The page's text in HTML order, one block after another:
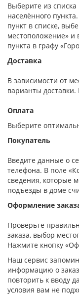
Выберите из
населённого
пункт в списке,
местоположение» и
пункта в графу
Доставка
В зависимости от
варианты
Оплата
Выберите
Покупатель
Введите данные о
телефона. В поле
сведения, которые
подъезды в доме
Оформление
Проверьте
заказа, выбор
Нажмите кнопку
Наш сервис
информацию о
повторить к вводу
условия вам не